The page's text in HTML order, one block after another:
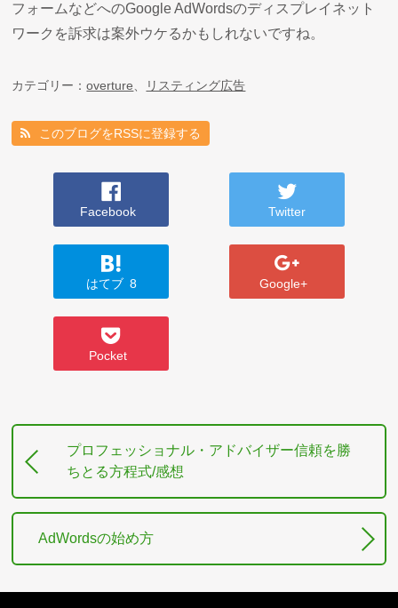
フォームなどへのGoogle AdWordsのディスプレイネット
ワークを訴求は案外ウケるかもしれないですね。
カテゴリー：overture リスティング広告
このブログをRSSに登録する
Facebook Twitter
はてブ 8 Google+
Pocket
プロフェッショナル・アドバイザー信頼を勝
ちとる方程式/感想
AdWordsの始め方